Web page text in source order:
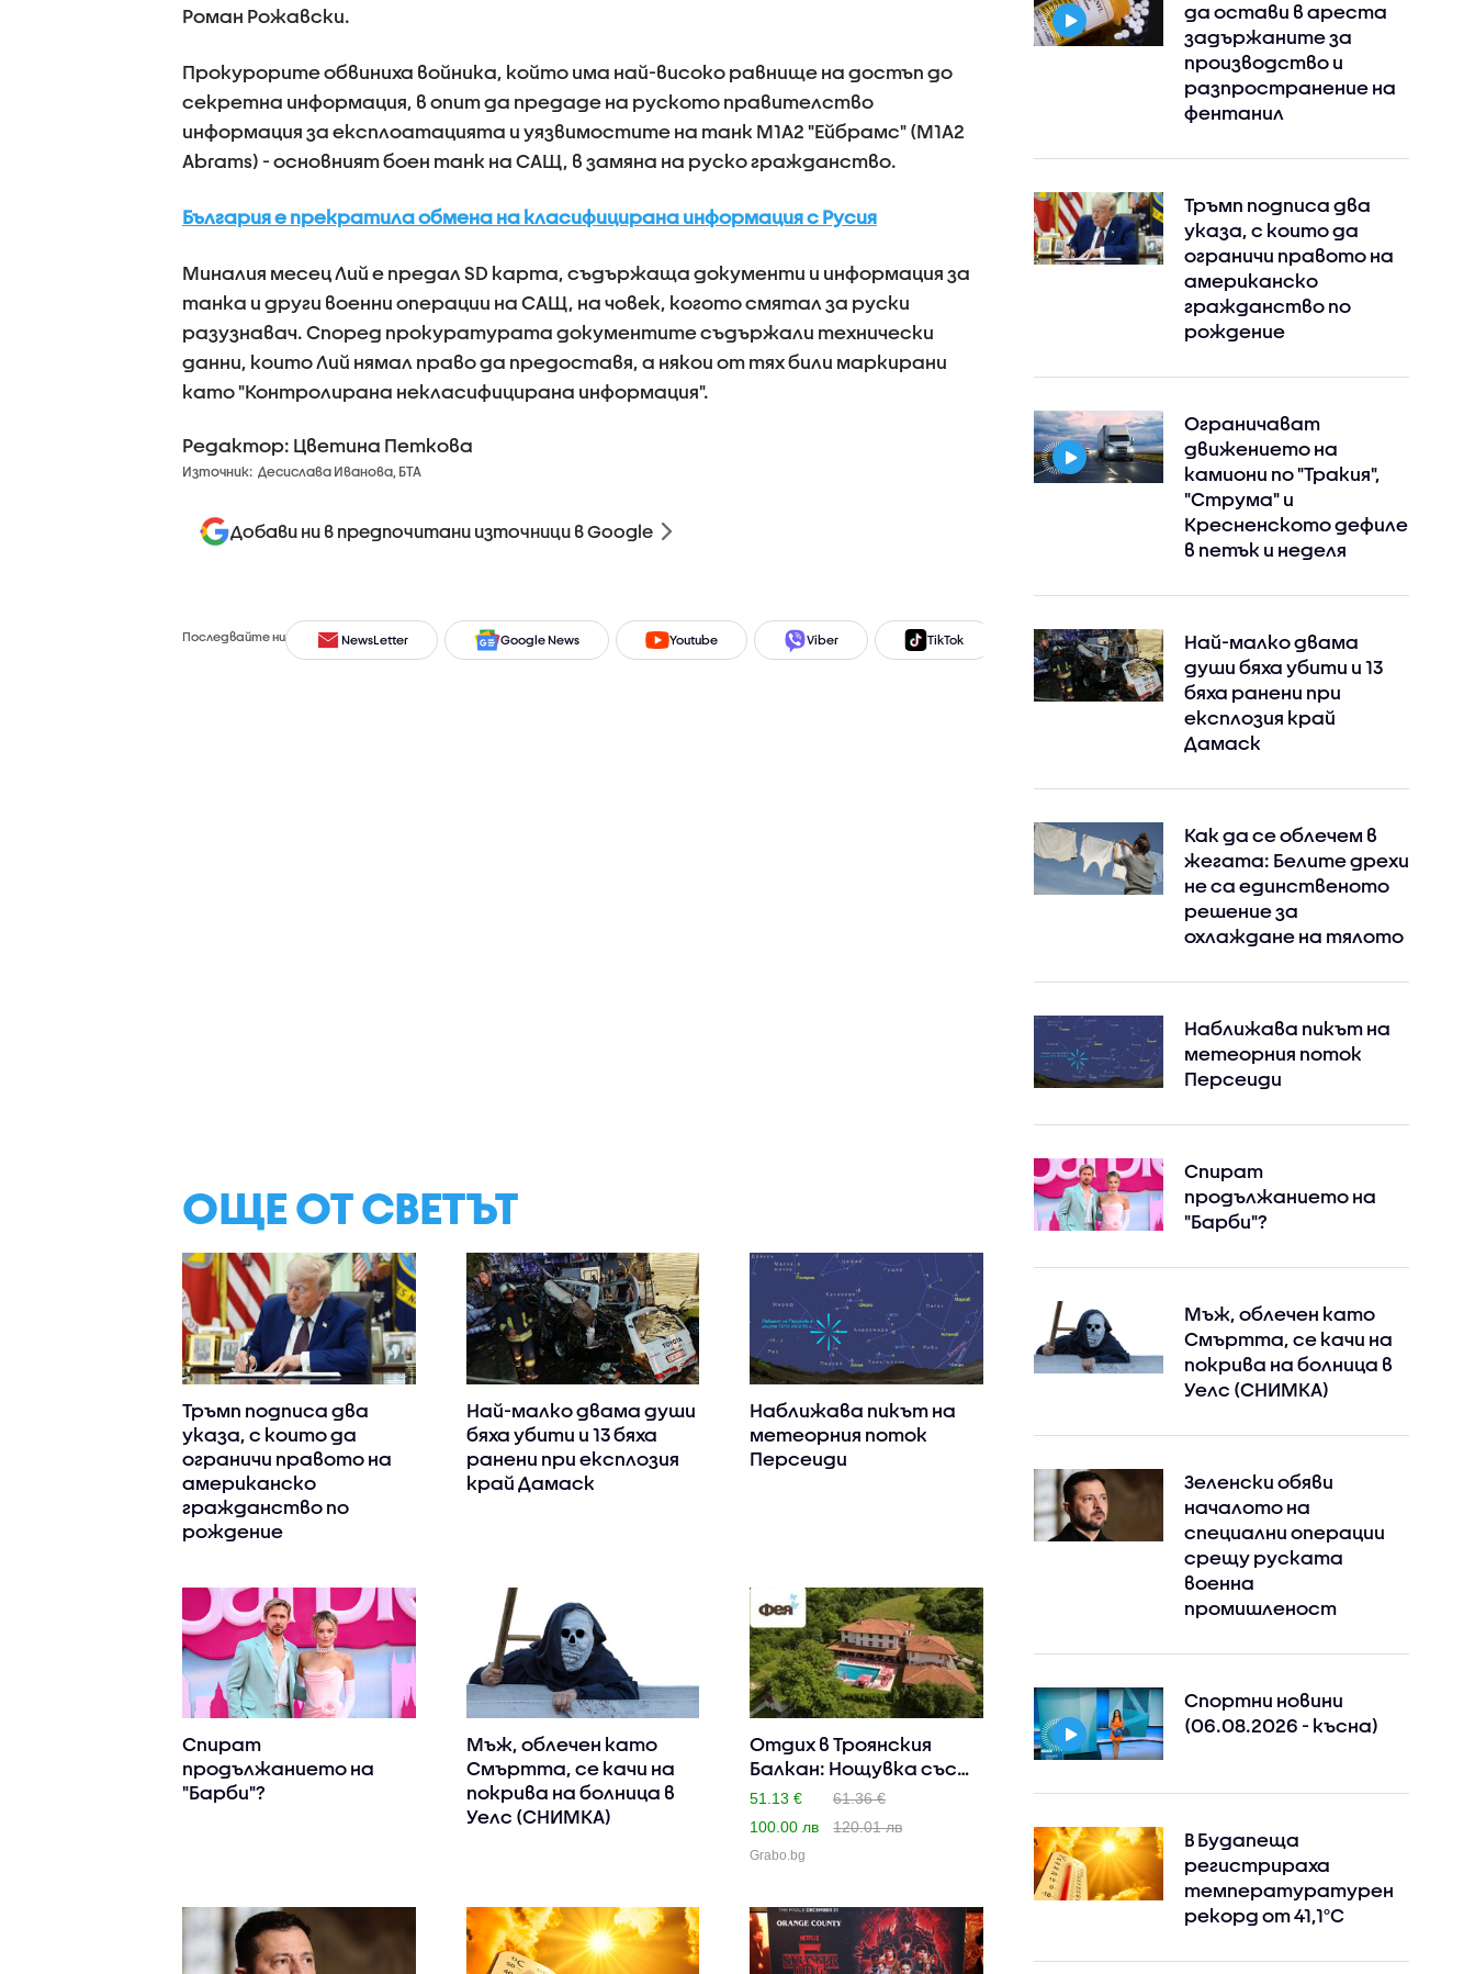
Роман Рожавски.
Прокурорите обвиниха войника, който има най-високо равнище на достъп до
секретна информация, в опит да предаде на руското правителство
информация за експлоатацията и уязвимостите на танк M1A2 "Ейбрамс" (M1A2
Abrams) - основният боен танк на САЩ, в замяна на руско гражданство.
България е прекратила обмена на класифицирана информация с Русия
Миналия месец Лий е предал SD карта, съдържаща документи и информация за
танка и други военни операции на САЩ, на човек, когото смятал за руски
разузнавач. Според прокуратурата документите съдържали технически
данни, които Лий нямал право да предоставя, а някои от тях били маркирани
като "Контролирана некласифицирана информация".
Редактор: Цветина Петкова
Източник: Десислава Иванова, БТА
Добави ни в предпочитани източници в Google
Последвайте ни NewsLetter Google News Youtube Viber TikTok Instagram Facebook
ОЩЕ ОТ СВЕТЪТ
Тръмп подписа два
указа, с които да
ограничи правото на
американско
гражданство по
рождение
Най-малко двама души
бяха убити и 13 бяха
ранени при експлозия
край Дамаск
Наближава пикът на
метеорния поток
Персеиди
Спират
продължанието на
"Барби"?
Мъж, облечен като
Смъртта, се качи на
покрива на болница в
Уелс (СНИМКА)
Отдих в Троянския
Балкан: Нощувка със
закуск..
51.13 €
61.36 €
100.00 лв
120.01 лв
Grabo.bg
да остави в ареста
задържаните за
производство и
разпространение на
фентанил
Тръмп подписа два
указа, с които да
ограничи правото на
американско
гражданство по
рождение
Ограничават
движението на
камиони по "Тракия",
"Струма" и
Кресненското дефиле
в петък и неделя
Най-малко двама
души бяха убити и 13
бяха ранени при
експлозия край
Дамаск
Как да се облечем в
жегата: Белите дрехи
не са единственото
решение за
охлаждане на тялото
Наближава пикът на
метеорния поток
Персеиди
Спират
продължанието на
"Барби"?
Мъж, облечен като
Смъртта, се качи на
покрива на болница в
Уелс (СНИМКА)
Зеленски обяви
началото на
специални операции
срещу руската
военна
промишленост
Спортни новини
(06.08.2026 - късна)
В Будапеща
регистрираха
температуратурен
рекорд от 41,1°C